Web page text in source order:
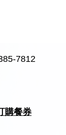
7812
購餐券